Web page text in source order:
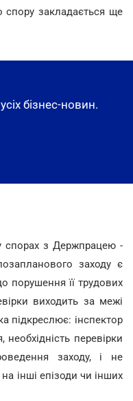
спору закладається ще
бізнес-новин.
спорах з Держпрацею -
заходу є
порушення її трудових
виходить за межі
підкреслює: інспектор
перевірки
заходу, і не
інші епізоди чи інших